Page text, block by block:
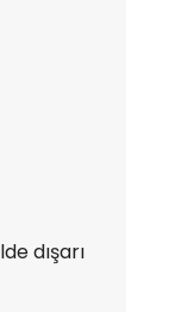
dışarı